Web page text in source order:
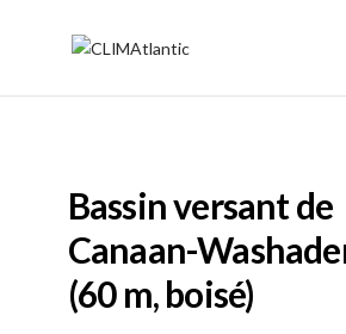
Bassin versant de
Canaan-
(60 m, boisé)